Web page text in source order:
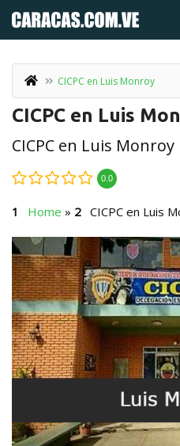
CICPC en Luis Monroy
CICPC en Luis
CICPC en Luis Monroy
0.0
Home » CICPC en Luis